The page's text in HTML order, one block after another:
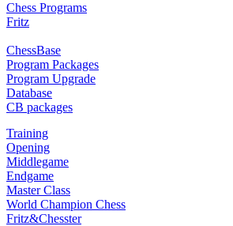
Chess Programs
Fritz
ChessBase
Program Packages
Program Upgrade
Database
CB packages
Training
Opening
Middlegame
Endgame
Master Class
World Champion Chess
Fritz&Chesster